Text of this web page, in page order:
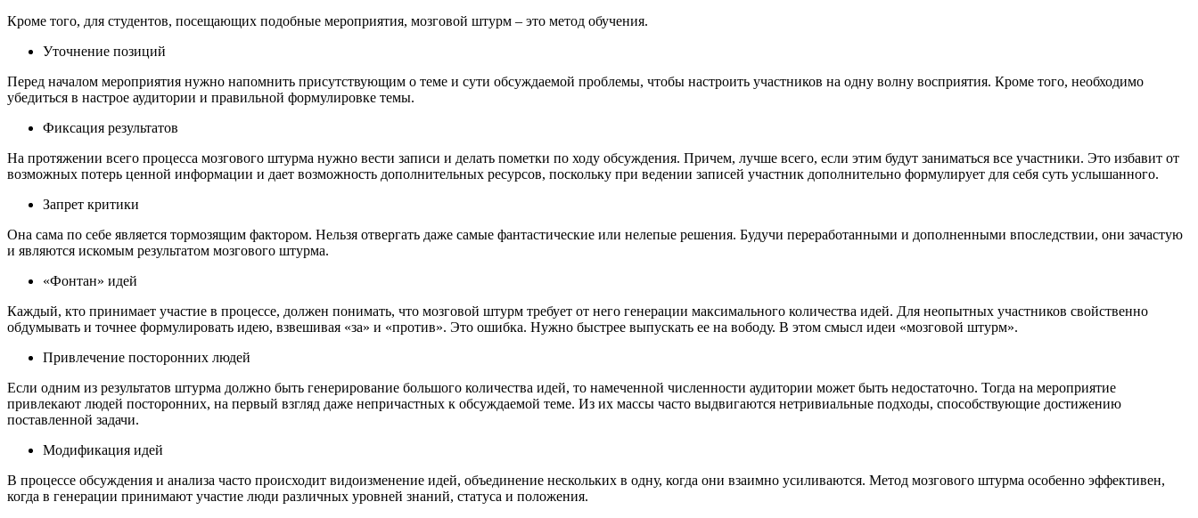
Кроме того, для студентов, посещающих подобные мероприятия, мозговой штурм – это метод обучения.
Уточнение позиций
Перед началом мероприятия нужно напомнить присутствующим о теме и сути обсуждаемой проблемы, чтобы настроить участников на одну волну восприятия. Кроме того, необходимо
убедиться в настрое аудитории и правильной формулировке темы.
Фиксация результатов
На протяжении всего процесса мозгового штурма нужно вести записи и делать пометки по ходу обсуждения. Причем, лучше всего, если этим будут заниматься все участники. Это избавит от
возможных потерь ценной информации и дает возможность дополнительных ресурсов, поскольку при ведении записей участник дополнительно формулирует для себя суть услышанного.
Запрет критики
Она сама по себе является тормозящим фактором. Нельзя отвергать даже самые фантастические или нелепые решения. Будучи переработанными и дополненными впоследствии, они зачастую
и являются искомым результатом мозгового штурма.
«Фонтан» идей
Каждый, кто принимает участие в процессе, должен понимать, что мозговой штурм требует от него генерации максимального количества идей. Для неопытных участников свойственно
обдумывать и точнее формулировать идею, взвешивая «за» и «против». Это ошибка. Нужно быстрее выпускать ее на вободу. В этом смысл идеи «мозговой штурм».
Привлечение посторонних людей
Если одним из результатов штурма должно быть генерирование большого количества идей, то намеченной численности аудитории может быть недостаточно. Тогда на мероприятие
привлекают людей посторонних, на первый взгляд даже непричастных к обсуждаемой теме. Из их массы часто выдвигаются нетривиальные подходы, способствующие достижению
поставленной задачи.
Модификация идей
В процессе обсуждения и анализа часто происходит видоизменение идей, объединение нескольких в одну, когда они взаимно усиливаются. Метод мозгового штурма особенно эффективен,
когда в генерации принимают участие люди различных уровней знаний, статуса и положения.